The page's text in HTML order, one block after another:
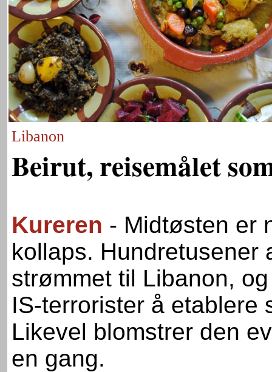
Libanon
Beirut, reisemålet
Kureren - Midtøsten er
kollaps. Hundretusener
strømmet til Libanon,
IS-terrorister å etablere
Likevel blomstrer den
en gang.